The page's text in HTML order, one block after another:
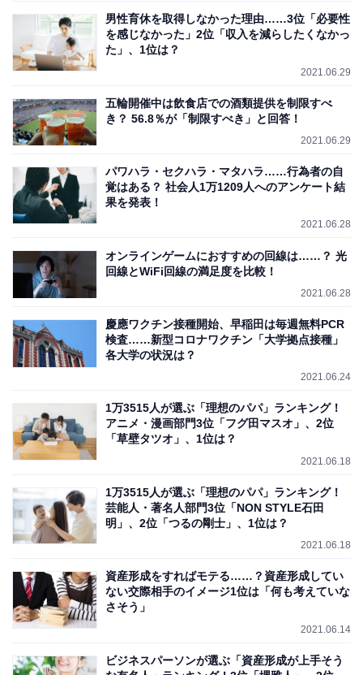
男性育休を取得しなかった理由……3位「必要性
を感じなかった」2位「収入を減らしたくなかっ
た」、1位は？
2021.06.29
五輪開催中は飲食店での酒類提供を制限すべ
き？ 56.8％が「制限すべき」と回答！
2021.06.29
パワハラ・セクハラ・マタハラ……行為者の自
覚はある？ 社会人1万1209人へのアンケート結
果を発表！
2021.06.28
オンラインゲームにおすすめの回線は……？ 光
回線とWiFi回線の満足度を比較！
2021.06.28
慶應ワクチン接種開始、早稲田は毎週無料PCR
検査……新型コロナワクチン「大学拠点接種」
各大学の状況は？
2021.06.24
1万3515人が選ぶ「理想のパパ」ランキング！
アニメ・漫画部門3位「フグ田マスオ」、2位
「草壁タツオ」、1位は？
2021.06.18
1万3515人が選ぶ「理想のパパ」ランキング！
芸能人・著名人部門3位「NON STYLE石田
明」、2位「つるの剛士」、1位は？
2021.06.18
資産形成をすればモテる……？資産形成してい
ない交際相手のイメージ1位は「何も考えていな
さそう」
2021.06.14
ビジネスパーソンが選ぶ「資産形成が上手そう